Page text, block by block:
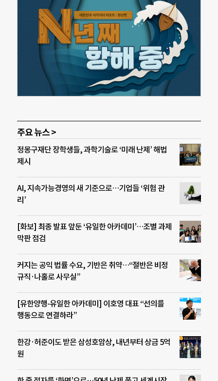
주요 뉴스 >
정몽구재단 장학생들, 과학기술로 ‘미래 난제’ 해법
제시
AI, 지속가능경영의 새 기준으로…기업들 ‘위험 관
리’
[화보] 최종 발표 앞둔 ‘유일한 아카데미’…조별 과제
막판 점검
커지는 공익 법률 수요, 기반은 취약…“절반은 비정
규직·나홀로 사무실”
[유한양행-유일한 아카데미] 이호영 대표 “선의를
행동으로 연결하라”
한강·허준이도 받은 삼성호암상, 내년부터 상금 5억
원